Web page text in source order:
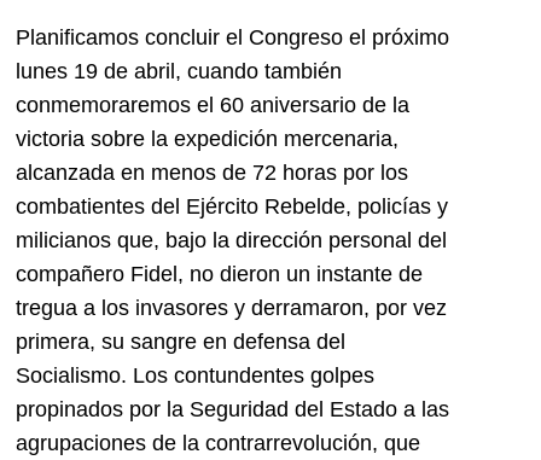
Planificamos concluir el Congreso el próximo
lunes 19 de abril, cuando también
conmemoraremos el 60 aniversario de la
victoria sobre la expedición mercenaria,
alcanzada en menos de 72 horas por los
combatientes del Ejército Rebelde, policías y
milicianos que, bajo la dirección personal del
compañero Fidel, no dieron un instante de
tregua a los invasores y derramaron, por vez
primera, su sangre en defensa del
Socialismo. Los contundentes golpes
propinados por la Seguridad del Estado a las
agrupaciones de la contrarrevolución, que